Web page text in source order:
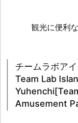
観光に便利
チームラボア
Team Lab
Amusement